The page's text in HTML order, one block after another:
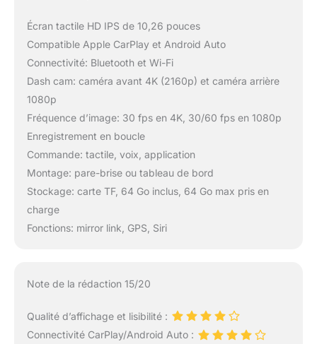
camions, quelle que
soit leur marque, leur
modèle ou leur année.
: les cartes TF sont
destinées au stockage
Impossible de lire de la
musique, des vidéos
ou tout autre fichier
votre appareil.
assurez-vous d'utiliser
Carpuride d'origine,
sinon cela affectera les
performances de
Écran tactile HD IPS de 10,26 pouces
Compatible Apple CarPlay et Android Auto
Connectivité: Bluetooth et Wi-Fi
Dash cam: caméra avant 4K (2160p) et caméra arrière
1080p
Fréquence d’image: 30 fps en 4K, 30/60 fps en 1080p
Enregistrement en boucle
Commande: tactile, voix, application
Montage: pare-brise ou tableau de bord
Stockage: carte TF, 64 Go inclus, 64 Go max pris en
charge
Fonctions: mirror link, GPS, Siri
Note de la rédaction 15/20
Qualité d’affichage et lisibilité :
Connectivité CarPlay/Android Auto :